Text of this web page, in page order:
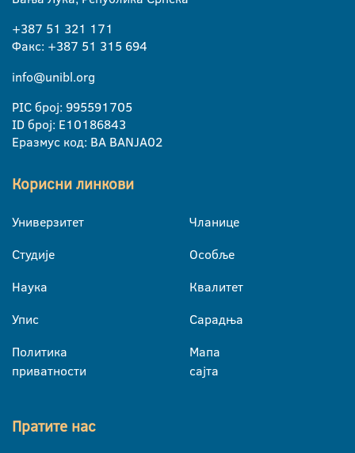
+387 51 321 171
Факс: +387 51 315 694
info@unibl.org
PIC број: 995591705
ID број: E10186843
Еразмус код: BA BANJA02
Корисни линкови
Универзитет
Студије
Наука
Упис
Политика
приватности
Чланице
Особље
Квалитет
Сарадња
Мапа
сајта
Пратите нас